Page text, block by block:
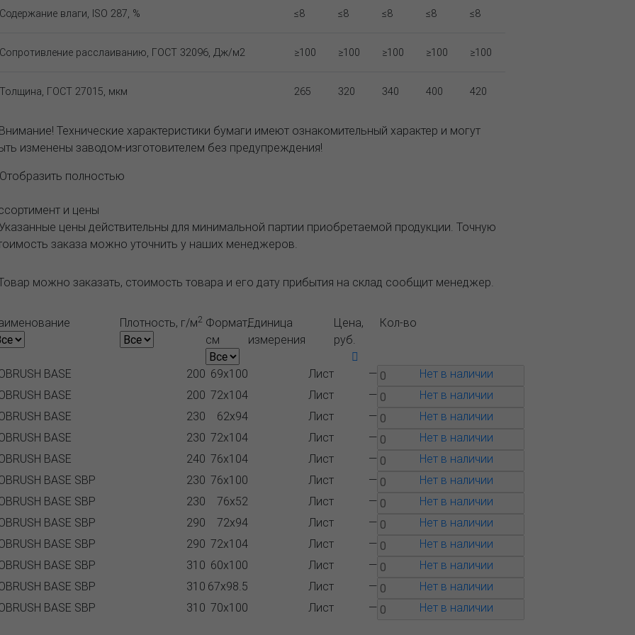
Содержание влаги, ISO 287, % ≤8 ≤8 ≤8 ≤8 ≤8
Сопротивление расслаиванию, ГОСТ 32096, Дж/м2 ≥100 ≥100 ≥100 ≥100 ≥100
Толщина, ГОСТ 27015, мкм 265 320 340 400 420
Технические характеристики бумаги имеют ознакомительный характер и могут
изменены заводом-изготовителем без предупреждения!
полностью
и цены
цены действительны для минимальной партии приобретаемой продукции. Точную
заказа можно уточнить у наших менеджеров.
можно заказать, стоимость товара и его дату прибытия на склад сообщит менеджер.
Плотность, г/м2 Формат,
см
Единица
измерения
Цена,
руб.
Кол-во
BASE 200 69x100 Лист —
Нет в наличии
BASE
200 72x104 Лист —
Нет в наличии
BASE
230 62x94 Лист —
Нет в наличии
BASE
230 72x104 Лист —
Нет в наличии
BASE
240 76x104 Лист —
Нет в наличии
BASE SBP
230 76x100 Лист —
Нет в наличии
BASE SBP
230 76x52 Лист —
Нет в наличии
BASE SBP
290 72x94 Лист —
Нет в наличии
BASE SBP
290 72x104 Лист —
Нет в наличии
BASE SBP
310 60x100 Лист —
Нет в наличии
BASE SBP
310 67x98.5 Лист —
Нет в наличии
BASE SBP
310 70x100 Лист — Нет в наличии